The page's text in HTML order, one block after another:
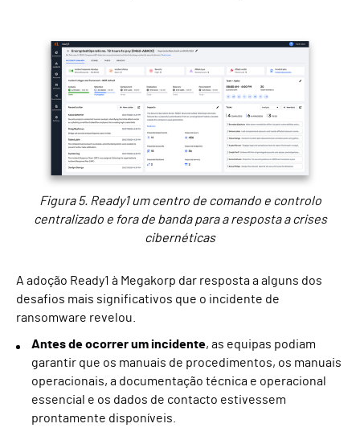
Figura 5. Ready1 um centro de comando e controlo
centralizado e fora de banda para a resposta a crises
cibernéticas
A adoção Ready1 à Megakorp dar resposta a alguns dos
desafios mais significativos que o incidente de
ransomware revelou.
Antes de ocorrer um incidente, as equipas podiam
garantir que os manuais de procedimentos, os manuais
operacionais, a documentação técnica e operacional
essencial e os dados de contacto estivessem
prontamente disponíveis.